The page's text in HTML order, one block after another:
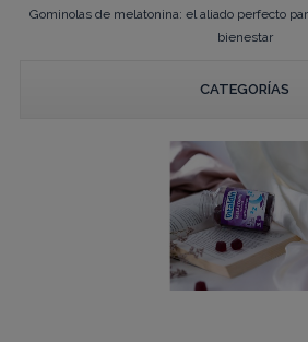
Gominolas de melatonina: el aliado perfecto
bienestar
CATEGORÍAS